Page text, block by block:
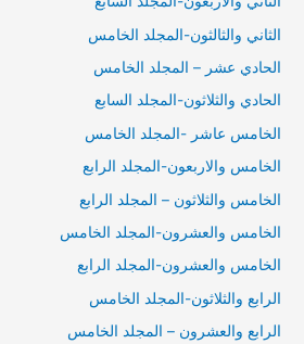
الثاني والثالثون-المجلد الخامس
الحادي عشر – المجلد الخامس
الحادي والثلاثون-المجلد السابع
الخامس عاشر -المجلد الخامس
الخامس والاربعون-المجلد الرابع
الخامس والثلاثون – المجلد الرابع
الخامس والعشرون-المجلد الخامس
الخامس والعشرون-المجلد الرابع
الرابع والثلاثون-المجلد الخامس
الرابع والعشرون – المجلد الخامس